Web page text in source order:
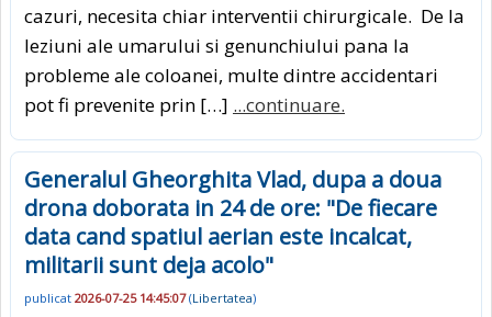
cazuri, necesita chiar interventii chirurgicale. De la
leziuni ale umarului si genunchiului pana la
probleme ale coloanei, multe dintre accidentari
pot fi prevenite prin […] ...continuare.
Generalul Gheorghita Vlad, dupa a doua
drona doborata in 24 de ore: "De fiecare
data cand spatiul aerian este incalcat,
militarii sunt deja acolo"
publicat 2026-07-25 14:45:07(Libertatea)